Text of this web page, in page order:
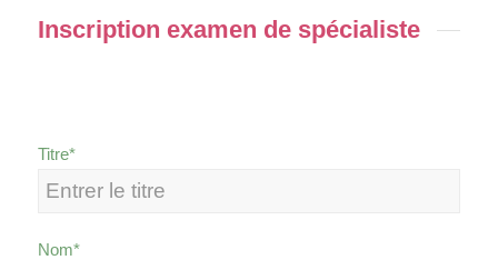
Inscription examen de spécialiste
Titre*
Nom*